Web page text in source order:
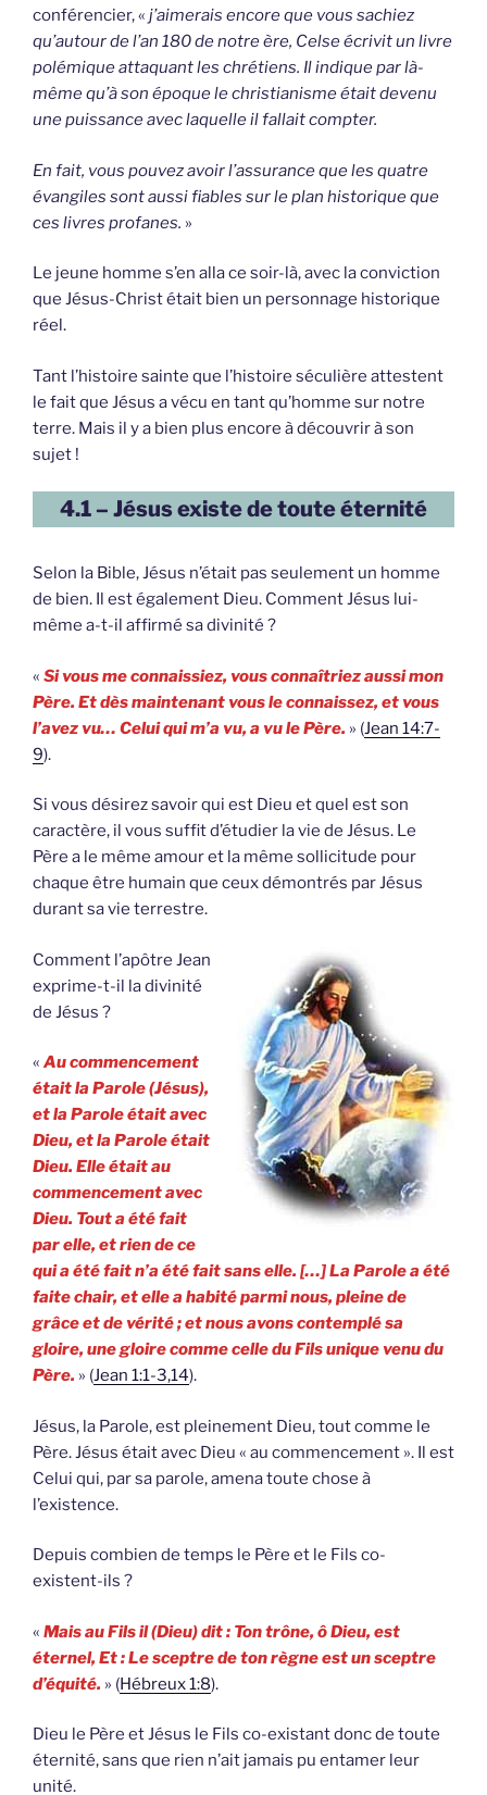
conférencier, « j’aimerais encore que vous sachiez
qu’autour de l’an 180 de notre ère, Celse écrivit un livre
polémique attaquant les chrétiens. Il indique par là-
même qu’à son époque le christianisme était devenu
une puissance avec laquelle il fallait compter.
En fait, vous pouvez avoir l’assurance que les quatre
évangiles sont aussi fiables sur le plan historique que
ces livres profanes. »
Le jeune homme s’en alla ce soir-là, avec la conviction
que Jésus-Christ était bien un personnage historique
réel.
Tant l’histoire sainte que l’histoire séculière attestent
le fait que Jésus a vécu en tant qu’homme sur notre
terre. Mais il y a bien plus encore à découvrir à son
sujet !
4.1 – Jésus existe de toute éternité
Selon la Bible, Jésus n’était pas seulement un homme
de bien. Il est également Dieu. Comment Jésus lui-
même a-t-il affirmé sa divinité ?
« Si vous me connaissiez, vous connaîtriez aussi mon
Père. Et dès maintenant vous le connaissez, et vous
l’avez vu… Celui qui m’a vu, a vu le Père. » (Jean 14:7-
9).
Si vous désirez savoir qui est Dieu et quel est son
caractère, il vous suffit d’étudier la vie de Jésus. Le
Père a le même amour et la même sollicitude pour
chaque être humain que ceux démontrés par Jésus
durant sa vie terrestre.
Comment l’apôtre Jean
exprime-t-il la divinité
de Jésus ?
« Au commencement
était la Parole (Jésus),
et la Parole était avec
Dieu, et la Parole était
Dieu. Elle était au
commencement avec
Dieu. Tout a été fait
par elle, et rien de ce
qui a été fait n’a été fait sans elle. […] La Parole a été
faite chair, et elle a habité parmi nous, pleine de
grâce et de vérité ; et nous avons contemplé sa
gloire, une gloire comme celle du Fils unique venu du
Père. » (Jean 1:1-3,14).
Jésus, la Parole, est pleinement Dieu, tout comme le
Père. Jésus était avec Dieu « au commencement ». Il est
Celui qui, par sa parole, amena toute chose à
l’existence.
Depuis combien de temps le Père et le Fils co-
existent-ils ?
« Mais au Fils il (Dieu) dit : Ton trône, ô Dieu, est
éternel, Et : Le sceptre de ton règne est un sceptre
d’équité. » (Hébreux 1:8).
Dieu le Père et Jésus le Fils co-existant donc de toute
éternité, sans que rien n’ait jamais pu entamer leur
unité.